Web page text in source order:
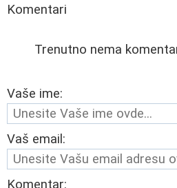
Komentari
Trenutno nema
Vaše ime:
Vaš email:
Komentar: